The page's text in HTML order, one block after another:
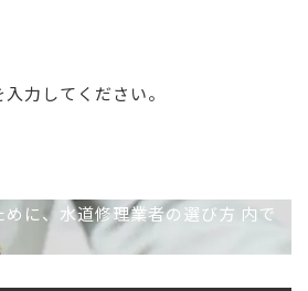
力してください。
に、水道修理業者の選び方 内で